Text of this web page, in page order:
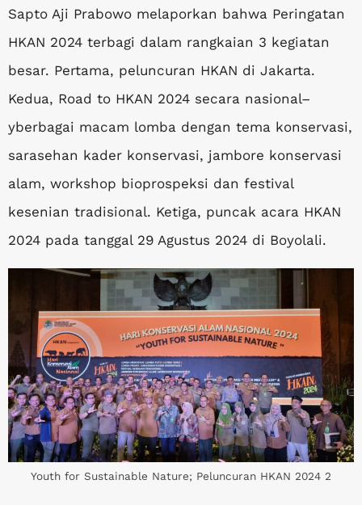
Sapto Aji Prabowo melaporkan bahwa Peringatan
HKAN 2024 terbagi dalam rangkaian 3 kegiatan
besar. Pertama, peluncuran HKAN di Jakarta.
Kedua, Road to HKAN 2024 secara nasional–
yberbagai macam lomba dengan tema konservasi,
sarasehan kader konservasi, jambore konservasi
alam, workshop bioprospeksi dan festival
kesenian tradisional. Ketiga, puncak acara HKAN
2024 pada tanggal 29 Agustus 2024 di Boyolali.
Youth for Sustainable Nature; Peluncuran HKAN 2024 2